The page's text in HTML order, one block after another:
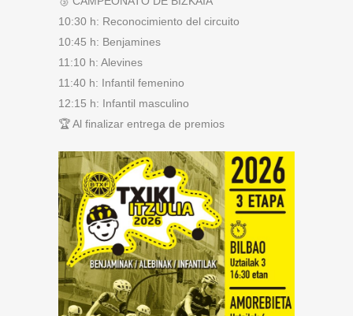
10:30 h: Reconocimiento del circuito
10:45 h: Benjamines
11:10 h: Alevines
11:40 h: Infantil femenino
12:15 h: Infantil masculino
🏆 Al finalizar entrega de premios